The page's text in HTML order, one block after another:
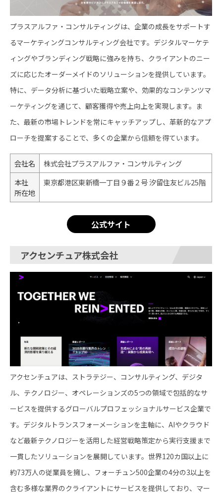
プラスアルファ・コンサルティングは、企業の成長をサポートす
るマーケティングコンサルティング会社です。デジタルマーケテ
ィングやブランディング戦略に強みを持ち、クライアントのニー
ズに応じたオーダーメイドのソリューションを提供しています。
特に、データ分析に基づいた戦略立案や、効果的なコンテンツマ
ーケティングを通じて、顧客獲得や売上向上を実現します。ま
た、最新の市場トレンドを常にキャッチアップし、革新的なアプ
ローチを提案することで、多くの企業から信頼を得ています。
会社名
株式会社プラスアルファ・コンサルティング
本社
所在地
東京都港区東新橋一丁目９番２号 汐留住友ビル25階
公式サイト
アクセンチュア株式会社
アクセンチュアは、ストラテジー、コンサルティング、デジタ
ル、テクノロジー、オペレーションズの5つの領域で包括的なサ
ービスを提供するグローバルプロフェッショナルサービス企業で
す。デジタルトランスフォーメーションを主軸に、AIやクラウド
など最新テクノロジーを活用した経営戦略策定から実行支援まで
一貫したソリューションを展開しています。世界120カ国以上に
約73万人の従業員を擁し、フォーチュン500企業の4分の3以上を
含む多様な業界のクライアントにサービスを提供しており、マー